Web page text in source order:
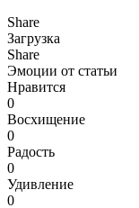
Share
Загрузка
Share
Эмоции от статьи
Нравится
0
Восхищение
0
Радость
0
Удивление
0